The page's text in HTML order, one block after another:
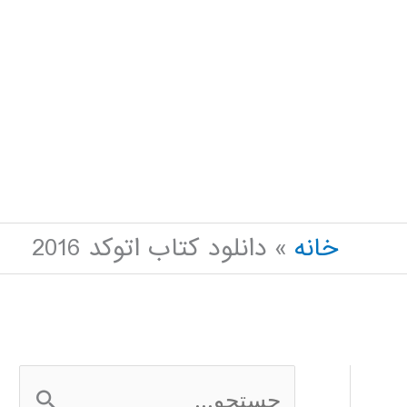
خانه
دانلود کتاب اتوکد 2016